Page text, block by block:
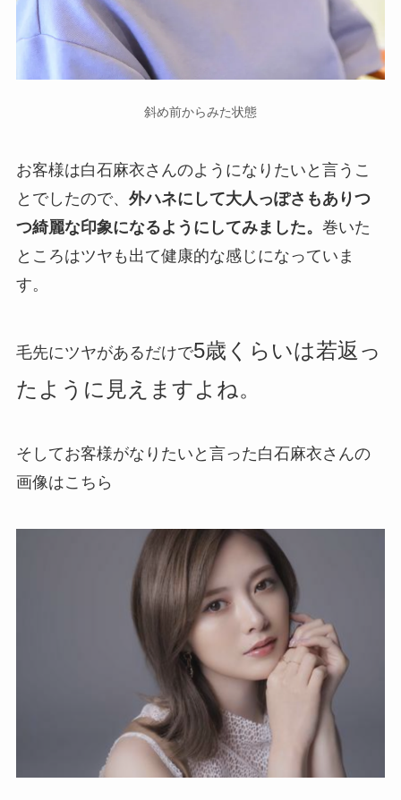
斜め前からみた状態
お客様は白石麻衣さんのようになりたいと言うこ
とでしたので、 外ハネにして大人っぽさもありつ
つ綺麗な印象になるようにしてみました。 巻いた
ところはツヤも出て健康的な感じになっていま
す。
毛先にツヤがあるだけで5歳くらいは若返っ
たように見えますよね。
そしてお客様がなりたいと言った白石麻衣さんの
画像はこちら